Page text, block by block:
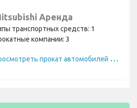
Аренда
транспортных средств: 1
компании: 3
П
росмотреть прокат автомобилей Mitsubishi